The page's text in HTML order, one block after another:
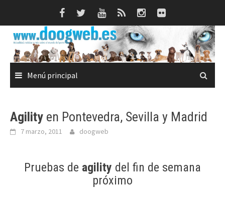
Menú principal
Agility en Pontevedra, Sevilla y Madrid
7 marzo, 2011 doogweb
Pruebas de agility del fin de semana
próximo